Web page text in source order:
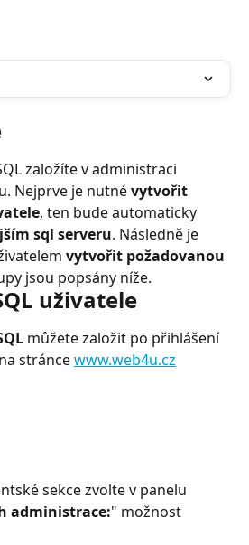
založíte v administraci
Nejprve je nutné vytvořit
, ten bude automaticky
sql serveru. Následně je
vytvořit požadovanou
jsou popsány níže.
uživatele
můžete založit po přihlášení
na stránce www.web4u.cz
sekce zvolte v panelu
administrace:" možnost